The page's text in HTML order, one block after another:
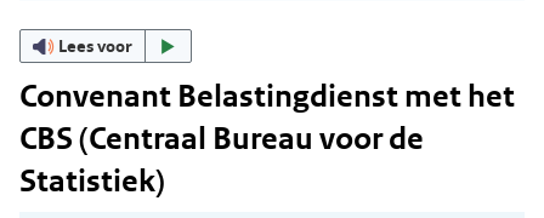
Lees voor
Convenant Belastingdienst met het
CBS (Centraal Bureau voor de
Statistiek)